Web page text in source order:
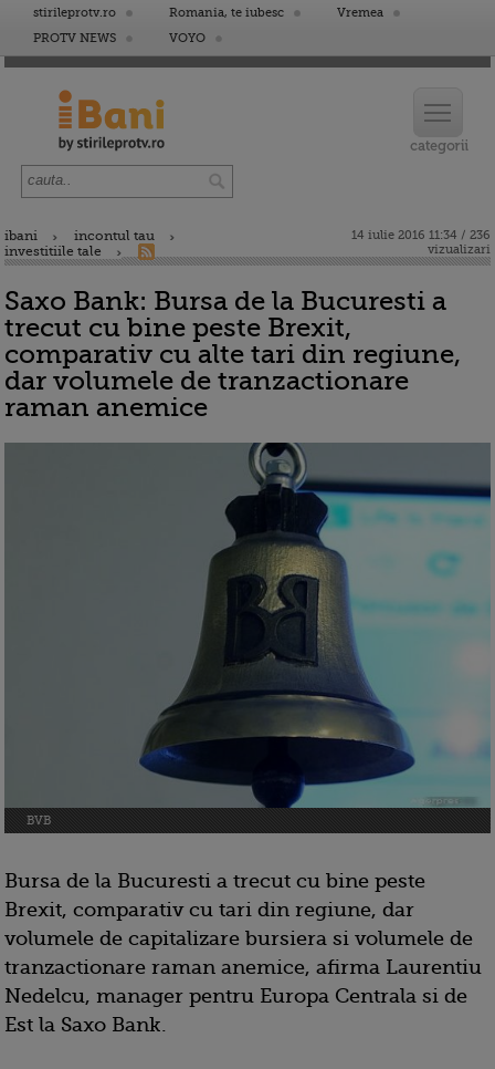
stirileprotv.ro Romania, te iubesc
Vremea
PROTV NEWS
VOYO
ibani
incontul tau
investitiile tale
14 iulie 2016 11:34 / 236
vizualizari
Saxo Bank: Bursa de la Bucuresti a
trecut cu bine peste Brexit,
comparativ cu alte tari din regiune,
dar volumele de tranzactionare
raman anemice
BVB
Bursa de la Bucuresti a trecut cu bine peste
Brexit, comparativ cu tari din regiune, dar
volumele de capitalizare bursiera si volumele de
tranzactionare raman anemice, afirma Laurentiu
Nedelcu, manager pentru Europa Centrala si de
Est la Saxo Bank.